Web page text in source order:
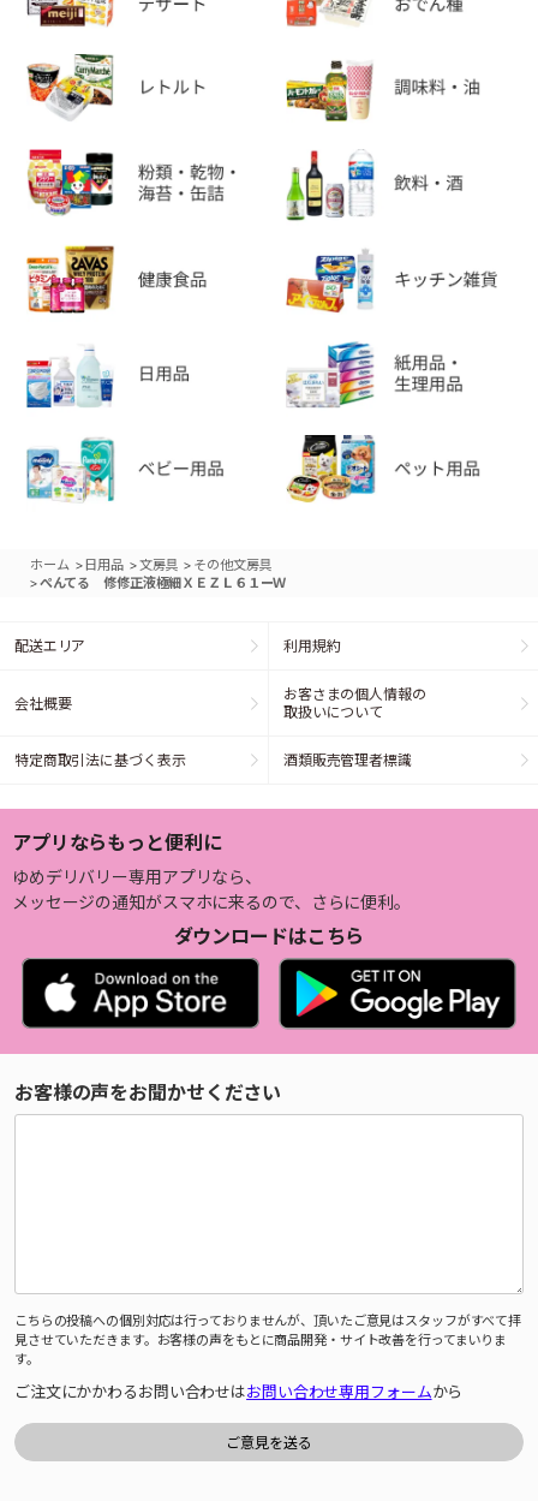
ホーム > 日用品 >文房具 > その他文房具
>ぺんてる 修修正液極細ＸＥＺＬ６１ーＷ
配送エリア 利用規約
会社概要
お客さまの個人情報の
取扱いについて
特定商取引法に基づく表示 酒類販売管理者標識
アプリならもっと便利に
ゆめデリバリー専用アプリなら、
メッセージの通知がスマホに来るので、さらに便利。
ダウンロードはこちら
お客様の声をお聞かせください
こちらの投稿への個別対応は行っておりませんが、頂いたご意見はスタッフがすべて拝
見させていただきます。お客様の声をもとに商品開発・サイト改善を行ってまいりま
す。
ご注文にかかわるお問い合わせはお問い合わせ専用フォームから